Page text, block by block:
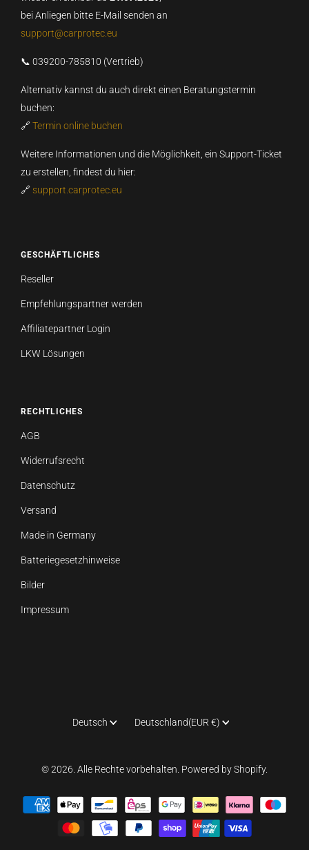
bei Anliegen bitte E-Mail senden an
support@carprotec.eu
📞 039200-785810 (Vertrieb)
Alternativ kannst du auch direkt einen Beratungstermin
buchen:
🔗Termin online buchen
Weitere Informationen und die Möglichkeit, ein Support-Ticket
zu erstellen, findest du hier:
🔗 support.carprotec.eu
GESCHÄFTLICHES
Reseller
Empfehlungspartner werden
Affiliatepartner Login
LKW Lösungen
RECHTLICHES
AGB
Widerrufsrecht
Datenschutz
Versand
Made in Germany
Batteriegesetzhinweise
Bilder
Impressum
Sprache
Deutsch Land
Deutschland (EUR €)
© 2026. Alle Rechte vorbehalten. Powered by Shopify.